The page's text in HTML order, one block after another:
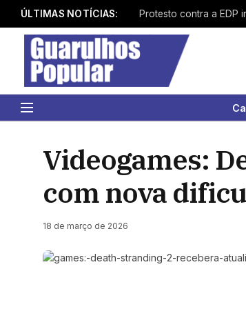
ÚLTIMAS NOTÍCIAS:
Videogames:
com nova
18 de março de 2026